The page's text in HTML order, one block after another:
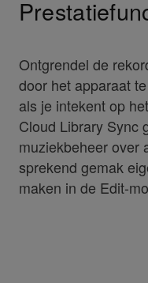
Ontgrendel de
door het apparaat
als je intekent op
Cloud Library Sync
muziekbeheer over
sprekend gemak
maken in de Edit-